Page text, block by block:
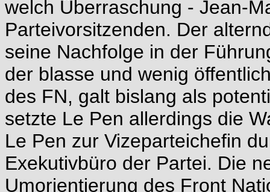
welch Überraschung - Jean-
Parteivorsitzenden. Der
seine Nachfolge in der
der blasse und wenig
des FN, galt bislang als
setzte Le Pen allerdings die
Le Pen zur Vizeparteichefin
Exekutivbüro der Partei. Die
Umorientierung des Front